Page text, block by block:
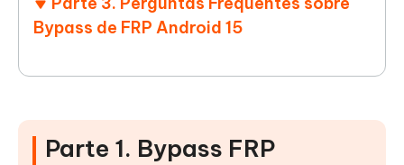
Bypass de FRP Android 15
Parte 1. Bypass FRP